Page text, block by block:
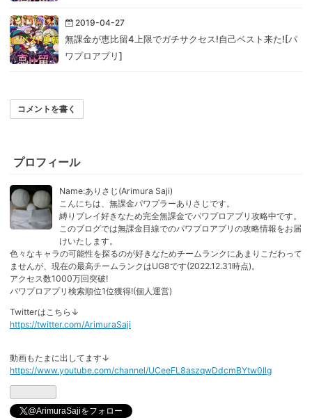
2019-04-27
無課金が恵比留4上限でガチサクセス!自己ベスト来た![パ
ワプロアプリ]
コメントを書く
プロフィール
Name:ありさじ(Arimura Saji)
こんにちは、無課金パワプラーありさじです。
縛りプレイ好きなため完全無課金でパワプロアプリ攻略中です。
このブログでは無課金目線でのパワプロアプリの攻略情報をお届
けいたします。
色々なキャラの可能性を探るのが好きなためチームランクにあまりこだわって
ませんが、現在の最高チームランクはUG8です(2022.12.31時点)。
アクセス数1000万回突破!
パワプロアプリ検索順位1位獲得!(個人運営)
Twitterはこちら↓
https://twitter.com/ArimuraSaji
動画もたまに出してます↓
https://www.youtube.com/channel/UCeeFL8aszqwDdcmBYtw0Ilg
@ArimuraSajiをフォロー